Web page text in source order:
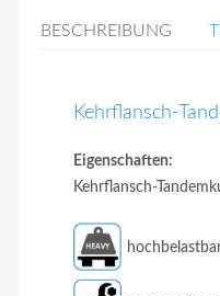
BESCHREIBUNG
Kehrflansch-
Eigenschaften:
Kehrflansch-